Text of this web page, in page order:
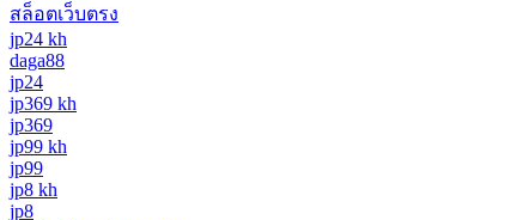
สล็อตเว็บตรง
jp24 kh
daga88
jp24
jp369 kh
jp369
jp99 kh
jp99
jp8 kh
jp8